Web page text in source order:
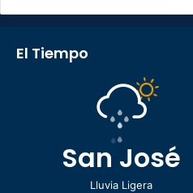
El Tiempo
San José
Lluvia Ligera